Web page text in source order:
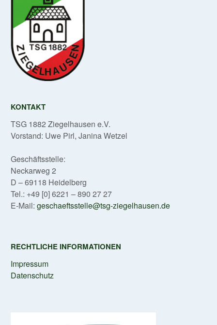
KONTAKT
TSG 1882 Ziegelhausen e.V.
Vorstand: Uwe Pirl, Janina Wetzel
Geschäftsstelle:
Neckarweg 2
D – 69118 Heidelberg
Tel.: +49 [0] 6221 – 890 27 27
E-Mail: geschaeftsstelle@tsg-ziegelhausen.de
RECHTLICHE INFORMATIONEN
Impressum
Datenschutz